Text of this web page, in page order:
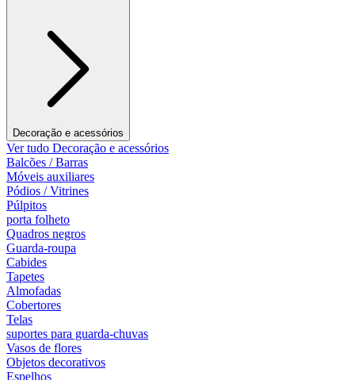
Decoração e acessórios
Ver tudo Decoração e acessórios
Balcões / Barras
Móveis auxiliares
Pódios / Vitrines
Púlpitos
porta folheto
Quadros negros
Guarda-roupa
Cabides
Tapetes
Almofadas
Cobertores
Telas
suportes para guarda-chuvas
Vasos de flores
Objetos decorativos
Espelhos